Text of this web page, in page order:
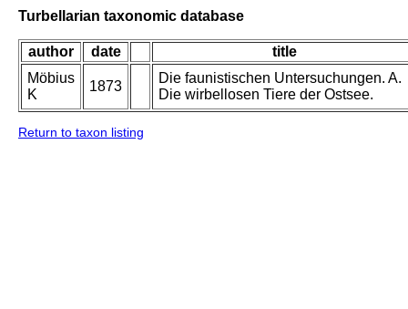
Turbellarian taxonomic database
author date
title
Möbius
K
1873
Die faunistischen Untersuchungen. A.
Die wirbellosen Tiere der Ostsee.
Return to taxon listing